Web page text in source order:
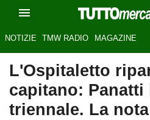
NOTIZIE TMW RADIO MAGAZINE
L'Ospitaletto
capitano: Panatti
triennale. La nota